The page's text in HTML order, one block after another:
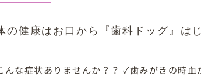
の健康はお口から『歯科ドッグ』は
んな症状ありませんか？？ ✓歯みがきの時